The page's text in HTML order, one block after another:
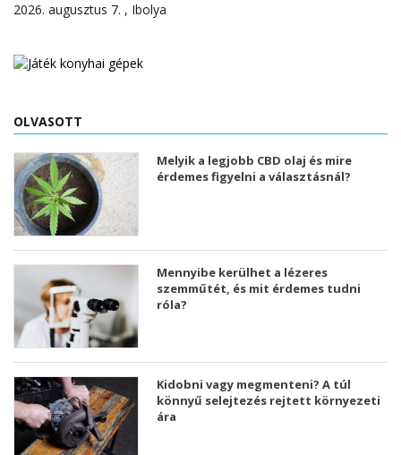
2026. augusztus 7. , Ibolya
OLVASOTT
Melyik a legjobb CBD olaj és mire
érdemes figyelni a választásnál?
Mennyibe kerülhet a lézeres
szemműtét, és mit érdemes tudni
róla?
Kidobni vagy megmenteni? A túl
könnyű selejtezés rejtett környezeti
ára